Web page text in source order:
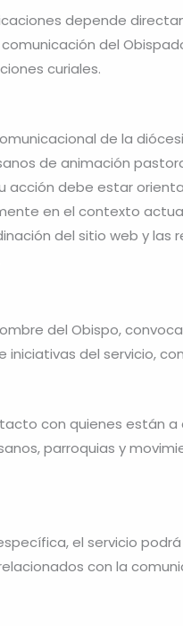
depende
del
curiales.
de la
de animación
acción debe estar
en el contexto
del sitio web y las
del Obispo,
del servicio,
con quienes están
parroquias y
el servicio
con la